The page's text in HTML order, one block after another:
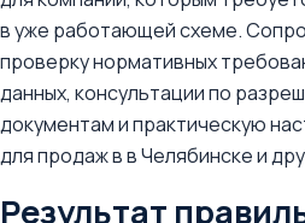
в уже работающей схеме.
проверку нормативных
данных, консультации по
документам и практическую
для продаж в в Челябинске и
Результат